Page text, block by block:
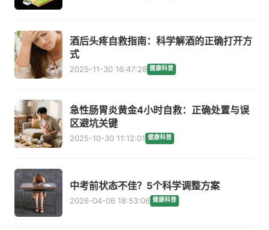
酒后头疼自救指南：科学解酒的正确打开方
式
2025-11-30 16:47:28 健康科普
急性肠胃炎黄金4小时自救：正确处置与误
区避坑关键
2025-10-30 11:12:01 健康科普
中考前状态不佳？5个科学调整方案
2026-04-06 18:53:06 健康科普